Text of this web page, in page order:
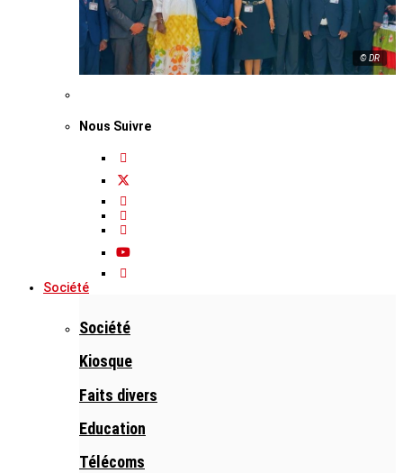
© DR
Nous Suivre
Société
Société
Kiosque
Faits divers
Education
Télécoms